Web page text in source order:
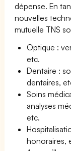
dépense. En
nouvelles
mutuelle TNS
Optique :
etc.
Dentaire :
dentaires,
Soins
analyses
etc.
honoraires,